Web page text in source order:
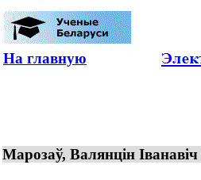
На главную
Марозаў, Валянцін